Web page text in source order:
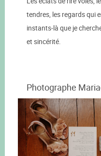
tendres, les regards qui
instants-là que je
et sincérité.
Photographe